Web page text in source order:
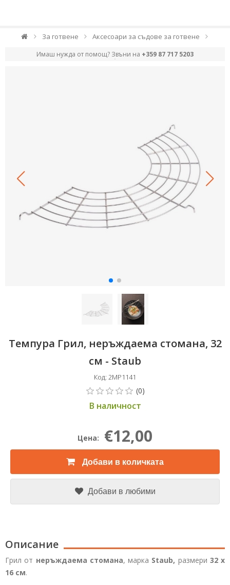
За готвене Аксесоари за съдове за готвене
Имаш нужда от помощ? Звъни на +359 87 717 5203
Темпура Грил, неръждаема стомана, 32
см - Staub
Код: 2MP1141
В наличност
Цена: €12,00
Добави в количката
Добави в любими
Описание
Грил от неръждаема стомана, марка Staub, размери 32 х
16 см.